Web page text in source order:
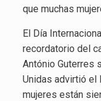
que muchas
El Día
recordatorio del
António Guterres
Unidas advirtió el
mujeres están